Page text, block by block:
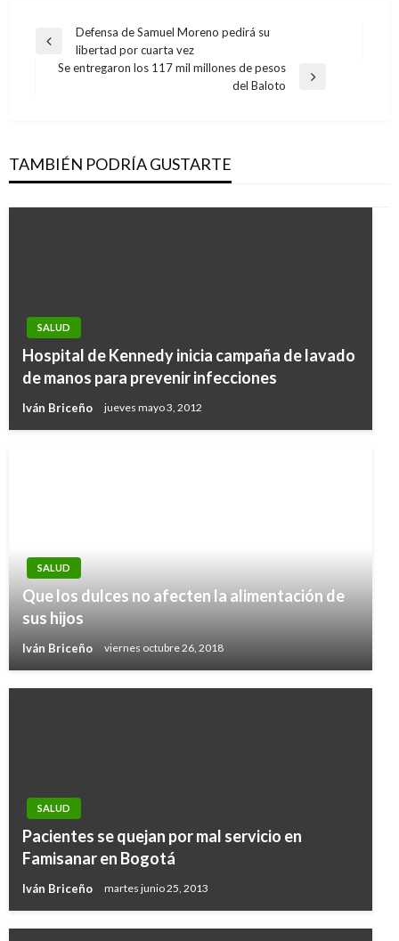
Navegación
Entrada
anterior
Defensa de Samuel Moreno pedirá su
libertad por cuarta vez
Se entregaron los 117 mil millones de pesos
del Baloto
TAMBIÉN PODRÍA GUSTARTE
SALUD
Hospital de Kennedy inicia campaña de lavado
de manos para prevenir infecciones
Iván Briceño jueves mayo 3, 2012
SALUD
Que los dulces no afecten la alimentación de
sus hijos
Iván Briceño viernes octubre 26, 2018
SALUD
Pacientes se quejan por mal servicio en
Famisanar en Bogotá
Iván Briceño martes junio 25, 2013